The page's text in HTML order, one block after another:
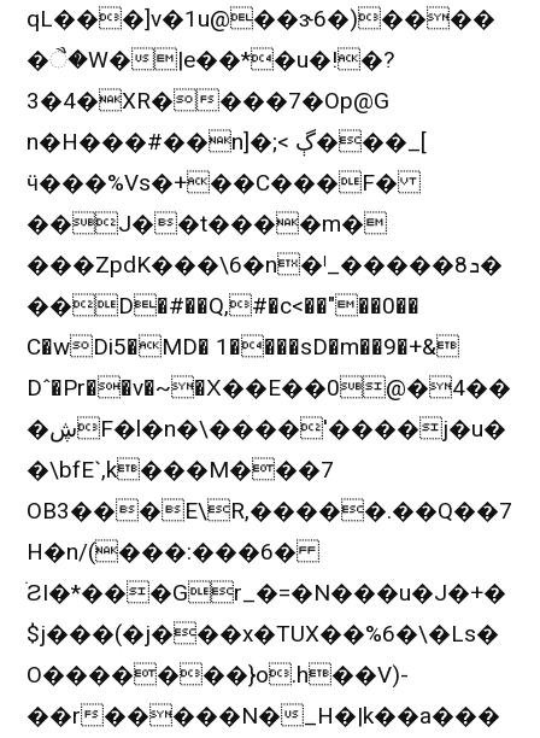
qL���]v�1u@��ɝ6�)����
�ૈ�W�|e��*�u�!�?
3�4�XR����7�Op@G
n�H���#��n]�;< ڳ���_[
ӵ���%Vs�+��C���F�
��J��t����m�
���ZpdK���\6�n�ˡ_�����ܖ8�
��D�#��Q,#�c<��"��0��
C�wDi5�MD� 1����sD�m��9�+&
Dˆ�Pr��v�~�Χ��E��0@�4��
�ڜF�l�n�\����'����j�u�
�\bfE`,k���M���7
OB3���E\R,�����.��Q��7
H�n/(���:���6�
ׄƧI�*���Gr_�=�N���u�J�+�
$j���(�j���x�TUX��%6�\�Ls�
O�������}o.h��V)-
��r�����N�_H�|k��a���